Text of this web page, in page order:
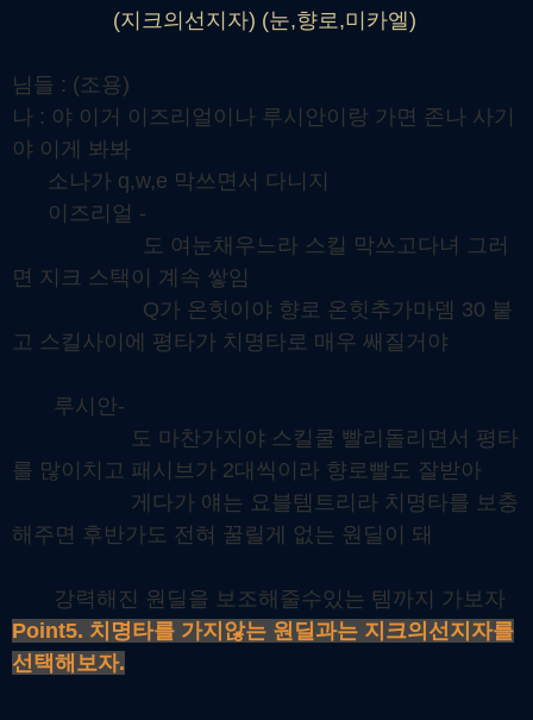
(지크의선지자) (눈,향로,미카엘)
님들 : (조용)
나 : 야 이거 이즈리얼이나 루시안이랑 가면 존나 사기
야 이게 봐봐
소나가 q,w,e 막쓰면서 다니지
이즈리얼 -
도 여눈채우느라 스킬 막쓰고다녀 그러
면 지크 스택이 계속 쌓임
Q가 온힛이야 향로 온힛추가마뎀 30 붙
고 스킬사이에 평타가 치명타로 매우 쌔질거야
루시안-
도 마찬가지야 스킬쿨 빨리돌리면서 평타
를 많이치고 패시브가 2대씩이라 향로빨도 잘받아
게다가 얘는 요블템트리라 치명타를 보충
해주면 후반가도 전혀 꿀릴게 없는 원딜이 돼
강력해진 원딜을 보조해줄수있는 템까지 가보자
Point5. 치명타를 가지않는 원딜과는 지크의선지자를
선택해보자.